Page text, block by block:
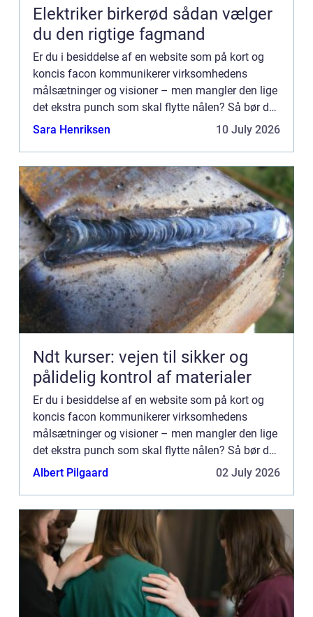
Elektriker birkerød sådan vælger
du den rigtige fagmand
Er du i besiddelse af en website som på kort og
koncis facon kommunikerer virksomhedens
målsætninger og visioner – men mangler den lige
det ekstra punch som skal flytte nålen? Så bør du
finde dig en dygtig f...
Sara Henriksen 10 July 2026
Ndt kurser: vejen til sikker og
pålidelig kontrol af materialer
Er du i besiddelse af en website som på kort og
koncis facon kommunikerer virksomhedens
målsætninger og visioner – men mangler den lige
det ekstra punch som skal flytte nålen? Så bør du
finde dig en dygtig f...
Albert Pilgaard 02 July 2026